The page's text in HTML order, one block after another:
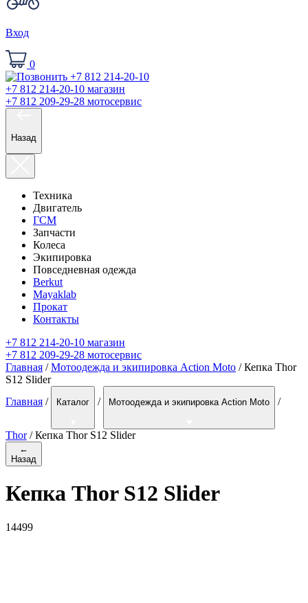
Вход
0
+7 812 214-20-10 магазин
+7 812 209-29-28 мотосервис
Назад
Техника
Двигатель
ГСМ
Запчасти
Колеса
Экипировка
Повседневная одежда
Berkut
Mayaklab
Прокат
Контакты
+7 812 214-20-10 магазин
+7 812 209-29-28 мотосервис
Главная /Мотоодежда и экипировка Action Moto / Кепка Thor
S12 Slider
Главная / Каталог / Мотоодежда и экипировка Action Moto /
Thor / Кепка Thor S12 Slider
←
Назад
Кепка Thor S12 Slider
14499